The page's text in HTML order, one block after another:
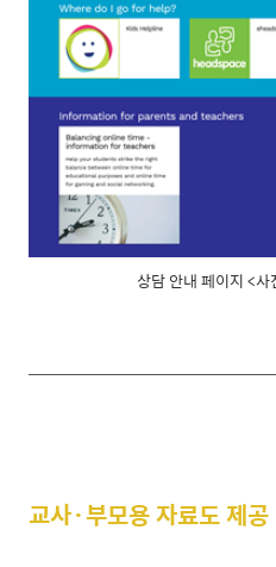
상담 안내 페이지 <
교사·부모용 자료도 제공